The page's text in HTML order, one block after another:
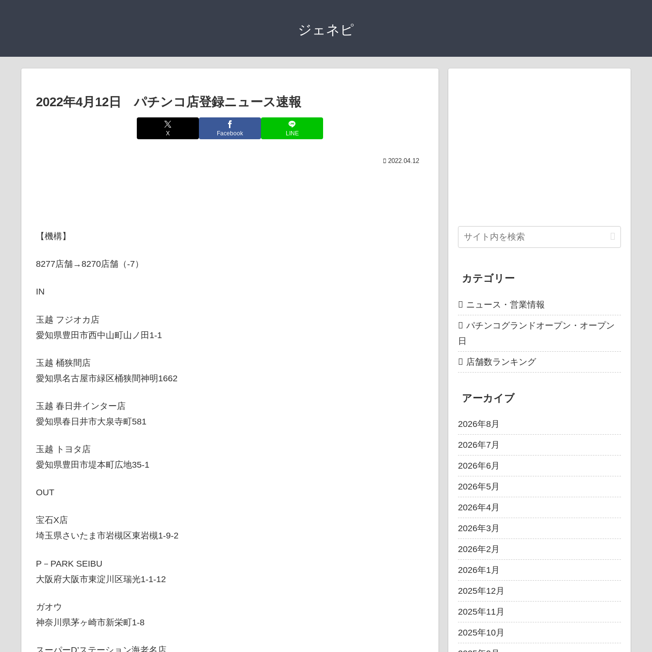
ジェネピ
2022年4月12日 パチンコ店登録ニュース速報
X Facebook LINE
2022.04.12
【機構】
8277店舗→8270店舗（-7）
IN
玉越 フジオカ店
愛知県豊田市西中山町山ノ田1-1
玉越 桶狭間店
愛知県名古屋市緑区桶狭間神明1662
玉越 春日井インター店
愛知県春日井市大泉寺町581
玉越 トヨタ店
愛知県豊田市堤本町広地35-1
OUT
宝石X店
埼玉県さいたま市岩槻区東岩槻1-9-2
P－PARK SEIBU
大阪府大阪市東淀川区瑞光1-1-12
ガオウ
神奈川県茅ヶ崎市新栄町1-8
カテゴリー
ニュース・営業情報
パチンコグランドオープン・オープン
日
店舗数ランキング
アーカイブ
2026年8月
2026年7月
2026年6月
2026年5月
2026年4月
2026年3月
2026年2月
2026年1月
2025年12月
2025年11月
2025年10月